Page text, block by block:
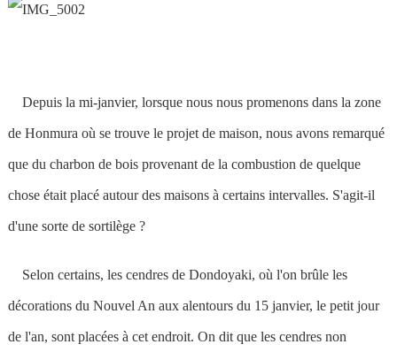
Depuis la mi-janvier, lorsque nous nous promenons dans la zone
de Honmura où se trouve le projet de maison, nous avons remarqué
que du charbon de bois provenant de la combustion de quelque
chose était placé autour des maisons à certains intervalles. S'agit-il
d'une sorte de sortilège ?
Selon certains, les cendres de Dondoyaki, où l'on brûle les
décorations du Nouvel An aux alentours du 15 janvier, le petit jour
de l'an, sont placées à cet endroit. On dit que les cendres non